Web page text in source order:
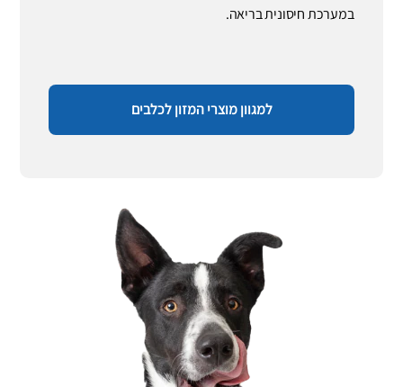
במערכת חיסונית בריאה.
למגוון מוצרי המזון לכלבים